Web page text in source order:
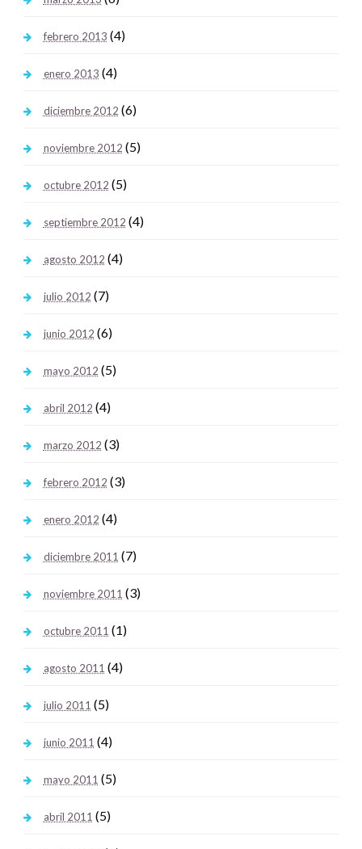
febrero 2013 (4)
enero 2013 (4)
diciembre 2012 (6)
noviembre 2012 (5)
octubre 2012 (5)
septiembre 2012 (4)
agosto 2012 (4)
julio 2012 (7)
junio 2012 (6)
mayo 2012 (5)
abril 2012 (4)
marzo 2012 (3)
febrero 2012 (3)
enero 2012 (4)
diciembre 2011 (7)
noviembre 2011 (3)
octubre 2011 (1)
agosto 2011 (4)
julio 2011 (5)
junio 2011 (4)
mayo 2011 (5)
abril 2011 (5)